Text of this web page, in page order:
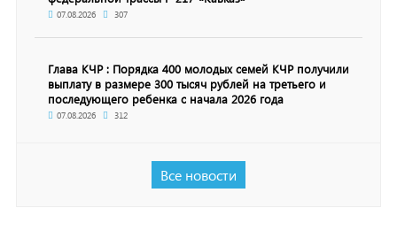
07.08.2026 307
Глава КЧР : Порядка 400 молодых семей КЧР получили
выплату в размере 300 тысяч рублей на третьего и
последующего ребенка с начала 2026 года
07.08.2026 312
Все новости